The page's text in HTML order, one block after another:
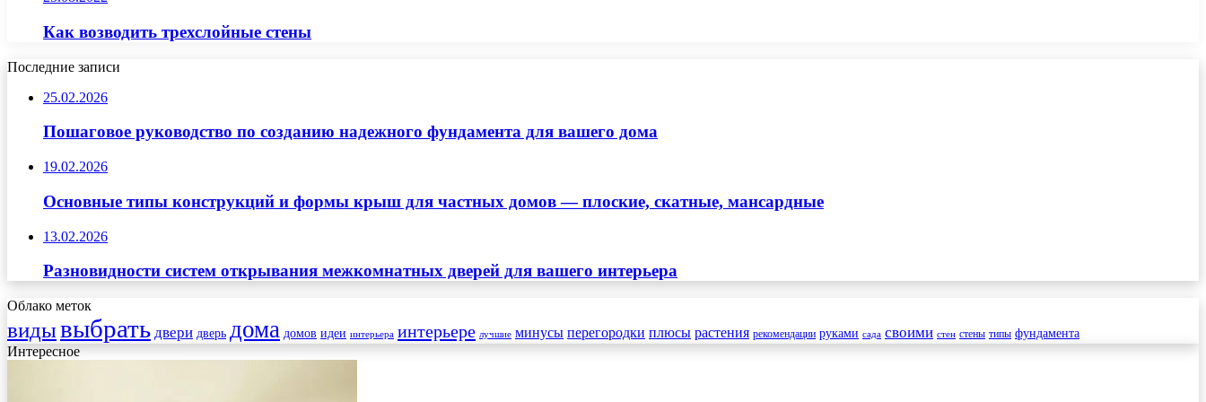
Как возводить трехслойные стены
Последние записи
25.02.2026
Пошаговое руководство по созданию надежного фундамента для вашего дома
19.02.2026
Основные типы конструкций и формы крыш для частных домов — плоские, скатные, мансардные
13.02.2026
Разновидности систем открывания межкомнатных дверей для вашего интерьера
Облако меток
видывыбрать двери дверь дома домов идеи интерьера интерьере лучшие минусы перегородки плюсы растения рекомендации руками сада своими стен стены типы фундамента
Интересное